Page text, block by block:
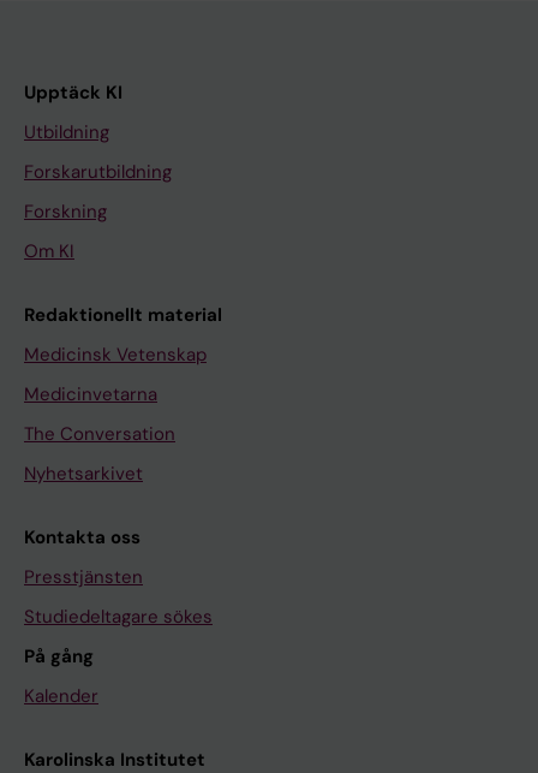
Upptäck KI
Utbildning
Forskarutbildning
Forskning
Om KI
Redaktionellt material
Medicinsk Vetenskap
Medicinvetarna
The Conversation
Nyhetsarkivet
Kontakta oss
Presstjänsten
Studiedeltagare sökes
På gång
Kalender
Karolinska Institutet